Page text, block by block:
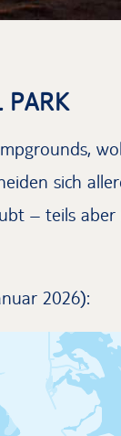
PARK
sich
– teils
2026):